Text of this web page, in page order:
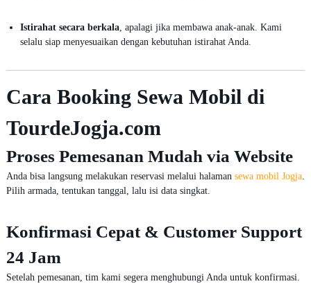
Istirahat secara berkala, apalagi jika membawa anak-anak. Kami
selalu siap menyesuaikan dengan kebutuhan istirahat Anda.
Cara Booking Sewa Mobil di
TourdeJogja.com
Proses Pemesanan Mudah via Website
Anda bisa langsung melakukan reservasi melalui halaman sewa mobil Jogja.
Pilih armada, tentukan tanggal, lalu isi data singkat.
Konfirmasi Cepat & Customer Support
24 Jam
Setelah pemesanan, tim kami segera menghubungi Anda untuk konfirmasi.